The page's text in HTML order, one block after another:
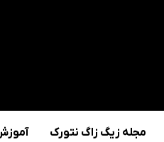
مجله زیگ زاگ نتورک